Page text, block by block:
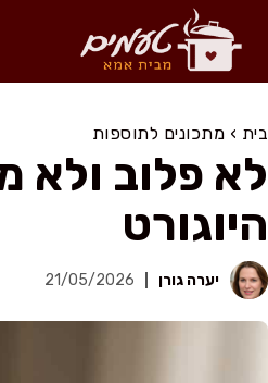
בית › מתכונים לתוספות
לא פלוב ולא
היוגורט
יערה גורן 21/05/2026